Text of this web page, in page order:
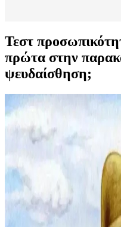
Τεστ
πρώτα στην
ψευδαίσθηση;